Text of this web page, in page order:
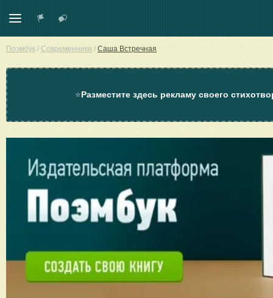
Поэмбук / Современники / Саша Встречная
⭐Разместите здесь рекламу своего